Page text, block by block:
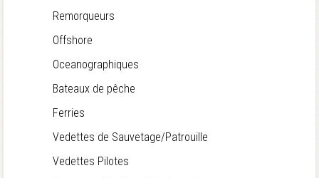
Remorqueurs
Offshore
Oceanographiques
Bateaux de pêche
Ferries
Vedettes de Sauvetage/Patrouille
Vedettes Pilotes